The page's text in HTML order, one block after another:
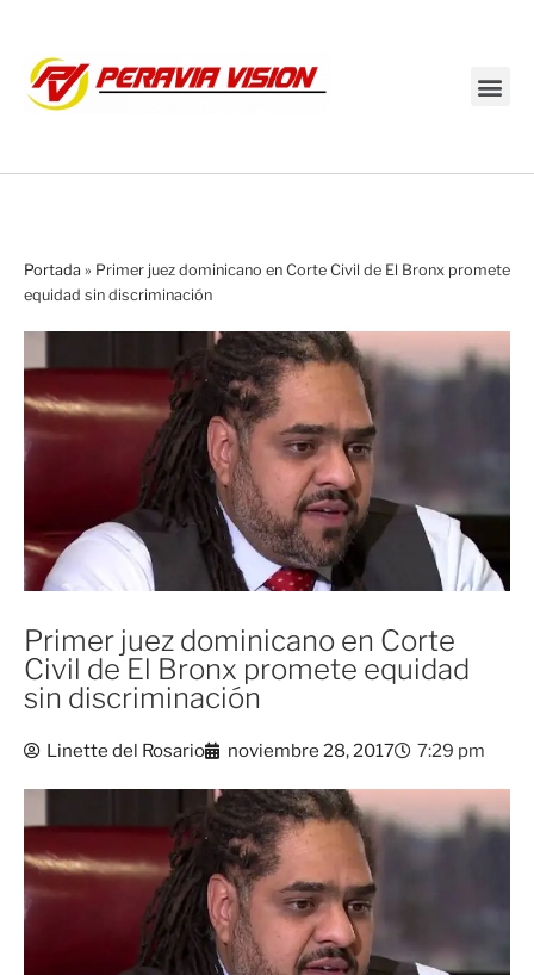
Portada » Primer juez dominicano en Corte Civil de El Bronx promete
equidad sin discriminación
Primer juez dominicano en Corte
Civil de El Bronx promete equidad
sin discriminación
Linette del Rosario noviembre 28, 2017 7:29 pm